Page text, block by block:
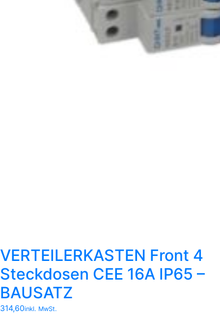
VERTEILERKASTEN Front 4
Steckdosen CEE 16A IP65 –
BAUSATZ
314,60inkl. MwSt.